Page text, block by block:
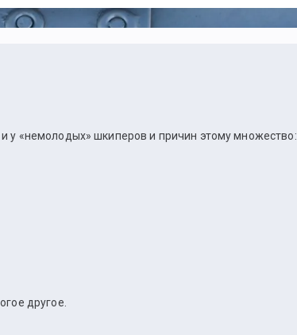
у «немолодых» шкиперов и причин этому множество:
другое.